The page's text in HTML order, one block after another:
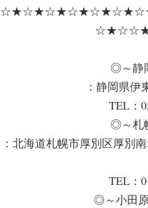
◎～静
：静岡県伊
TEL：
◎～札
：北海道札幌市厚別区厚別
TEL：
◎～小田